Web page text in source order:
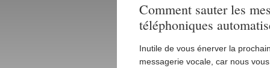
Comment sauter les
téléphoniques
Inutile de vous énerver la
messagerie vocale, car nous